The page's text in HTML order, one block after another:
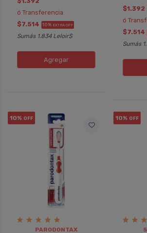
ó Transferencia
$7.514 10% EXTRA OFF
Sumás 1.834 Leloir$
Agregar
$1.392
ó
$7.514
Sumás
10% OFF
PARODONTAX
10% OFF